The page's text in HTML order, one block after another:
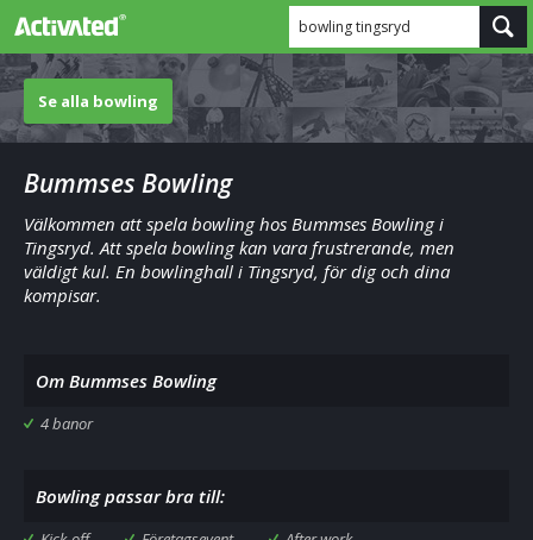
bowling tingsryd
Se alla bowling
Bummses Bowling
Välkommen att spela bowling hos Bummses Bowling i
Tingsryd. Att spela bowling kan vara frustrerande, men
väldigt kul. En bowlinghall i Tingsryd, för dig och dina
kompisar.
Om Bummses Bowling
4 banor
Bowling passar bra till: